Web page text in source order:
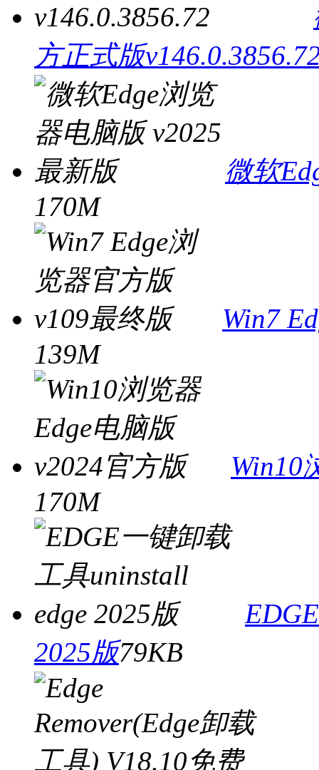
方正式版
微软
170M
Win7
139M
Win10
170M
2025版79KB